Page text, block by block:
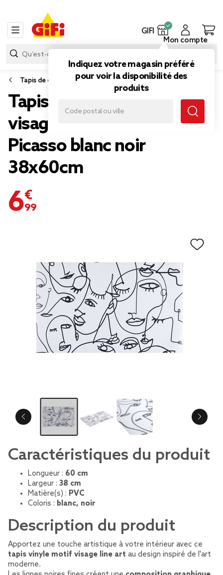
GIFI
Indiquez votre magasin préféré
pour voir la disponibilité des
produits
Mon compte
Tapis de cuisine
Tapis vinyle rectangulaire
visages line art esprit
Picasso blanc noir
38x60cm
6,99 €
Caractéristiques du produit
Longueur : 60 cm
Largeur : 38 cm
Matière(s) : PVC
Coloris : blanc, noir
Description du produit
Apportez une touche artistique à votre intérieur avec ce
tapis vinyle motif visage line art au design inspiré de l'art
moderne.